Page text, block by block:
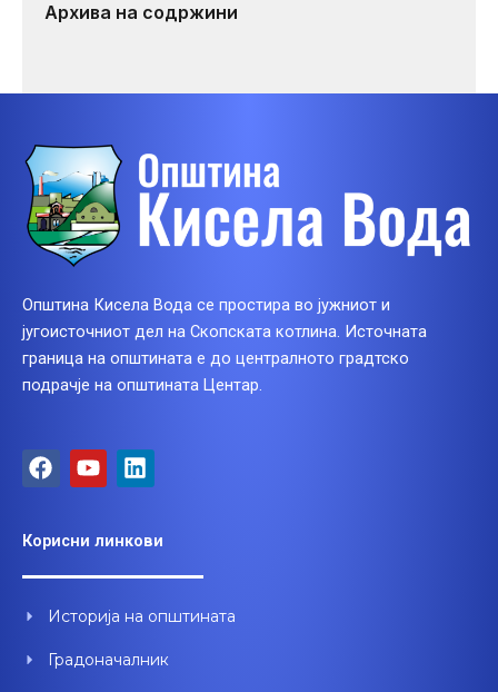
Архива на содржини
Општина Кисела Вода се простира во јужниот и
југоисточниот дел на Скопската котлина. Источната
граница на општината е до централното градтско
подрачје на општината Центар.
F
a
b
o
k
Y
o
u
b
L
i
e
d
n
Корисни линкови
Историја на општината
Градоначалник